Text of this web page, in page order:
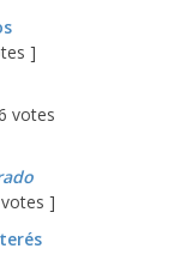
]
votes
]